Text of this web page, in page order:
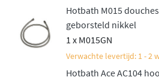
Naast deze inbouwset met
verkrijgbaar in een variant met
Hotbath ACE inbouw
Hotbath M015
geborsteld nikkel
1 x M015GN
Verwachte levertijd: 1 - 2
Hotbath Ace AC104